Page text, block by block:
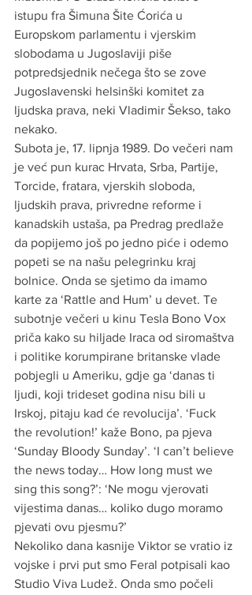
istupu fra Šimuna Šite Ćorića u
Europskom parlamentu i vjerskim
slobodama u Jugoslaviji piše
potpredsjednik nečega što se zove
Jugoslavenski helsinški komitet za
ljudska prava, neki Vladimir Šekso, tako
nekako.
Subota je, 17. lipnja 1989. Do večeri nam
je već pun kurac Hrvata, Srba, Partije,
Torcide, fratara, vjerskih sloboda,
ljudskih prava, privredne reforme i
kanadskih ustaša, pa Predrag predlaže
da popijemo još po jedno piće i odemo
popeti se na našu pelegrinku kraj
bolnice. Onda se sjetimo da imamo
karte za ‘Rattle and Hum’ u devet. Te
subotnje večeri u kinu Tesla Bono Vox
priča kako su hiljade Iraca od siromaštva
i politike korumpirane britanske vlade
pobjegli u Ameriku, gdje ga ‘danas ti
ljudi, koji trideset godina nisu bili u
Irskoj, pitaju kad će revolucija’. ‘Fuck
the revolution!’ kaže Bono, pa pjeva
‘Sunday Bloody Sunday’. ‘I can’t believe
the news today… How long must we
sing this song?’: ‘Ne mogu vjerovati
vijestima danas… koliko dugo moramo
pjevati ovu pjesmu?’
Nekoliko dana kasnije Viktor se vratio iz
vojske i prvi put smo Feral potpisali kao
Studio Viva Ludež. Onda smo počeli